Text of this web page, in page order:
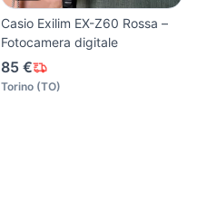
Casio Exilim EX-Z60 Rossa –
Fotocamera digitale
85 €
Torino (TO)